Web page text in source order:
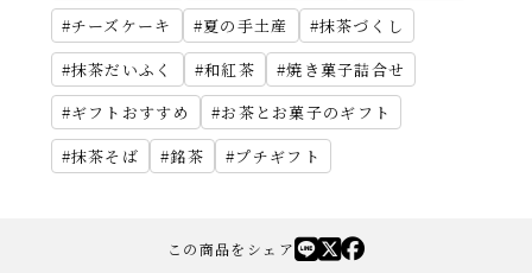
チーズケーキ
夏の手土産
抹茶づくし
抹茶だいふく
和紅茶
焼き菓子詰合せ
ギフトおすすめ
お茶とお菓子のギフト
抹茶そば
銘茶 プチギフト
この商品をシェア